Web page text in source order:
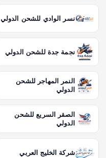
نسر الوادي للشحن الدولي
نجمة جدة للشحن الدولي
النمر المهاجر للشحن
الدولي
الصقر السريع للشحن
الدولي
شركة الخليج العربي